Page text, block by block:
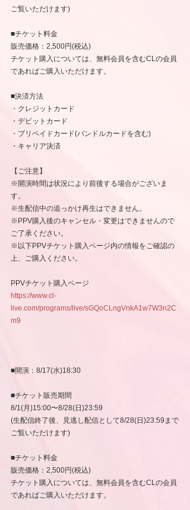
ご覧いただけます)
■チケット料金
販売価格：2,500円(税込)
チケット購入については、無料会員を含むCLの会員
であればご購入いただけます。
■決済方法
・クレジットカード
・デビットカード
・プリペイドカード(バンドルカードを含む)
・キャリア決済
【ご注意】
※開演時間は状況により前後する場合がございま
す。
※生配信中の追っかけ再生はできません。
※PPV購入後のキャンセル・変更はできませんので
ご了承ください。
※以下PPVチケット購入ページ内の情報をご確認の
上、ご購入ください。
PPVチケット購入ページ
https://www.cl-
live.com/programs/live/sGQoCLngVnkA1w7W3n2C
m9
■開演：8/17(水)18:30
■チケット販売期間
8/1(月)15:00〜8/28(日)23:59
(生配信終了後、見逃し配信として8/28(日)23:59まで
ご覧いただけます)
■チケット料金
販売価格：2,500円(税込)
チケット購入については、無料会員を含むCLの会員
であればご購入いただけます。